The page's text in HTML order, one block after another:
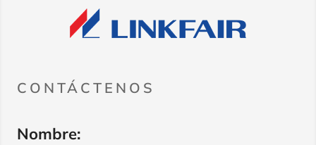
CONTÁCTENOS
Nombre: